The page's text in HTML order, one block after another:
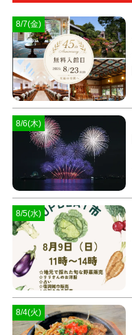
8/7(金)
8/6(木)
8/5(水)
8/4(火)